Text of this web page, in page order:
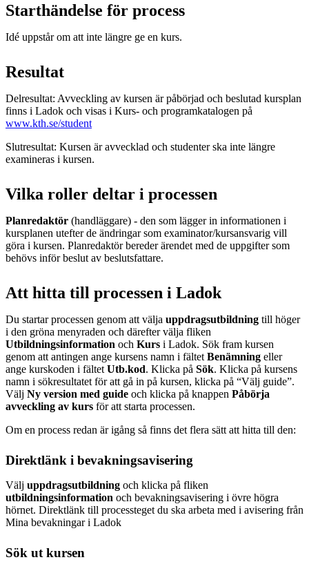
Starthändelse för process
Idé uppstår om att inte längre ge en kurs.
Resultat
Delresultat: Avveckling av kursen är påbörjad och beslutad kursplan
finns i Ladok och visas i Kurs- och programkatalogen på
www.kth.se/student
Slutresultat: Kursen är avvecklad och studenter ska inte längre
examineras i kursen.
Vilka roller deltar i processen
Planredaktör (handläggare) - den som lägger in informationen i
kursplanen utefter de ändringar som examinator/kursansvarig vill
göra i kursen. Planredaktör bereder ärendet med de uppgifter som
behövs inför beslut av beslutsfattare.
Att hitta till processen i Ladok
Du startar processen genom att välja uppdragsutbildning till höger
i den gröna menyraden och därefter välja fliken
Utbildningsinformation och Kurs i Ladok. Sök fram kursen
genom att antingen ange kursens namn i fältet Benämning eller
ange kurskoden i fältet Utb.kod. Klicka på Sök. Klicka på kursens
namn i sökresultatet för att gå in på kursen, klicka på “Välj guide”.
Välj Ny version med guide och klicka på knappen Påbörja
avveckling av kurs för att starta processen.
Om en process redan är igång så finns det flera sätt att hitta till den:
Direktlänk i bevakningsavisering
Välj uppdragsutbildning och klicka på fliken
utbildningsinformation och bevakningsavisering i övre högra
hörnet. Direktlänk till processteget du ska arbeta med i avisering från
Mina bevakningar i Ladok
Sök ut kursen